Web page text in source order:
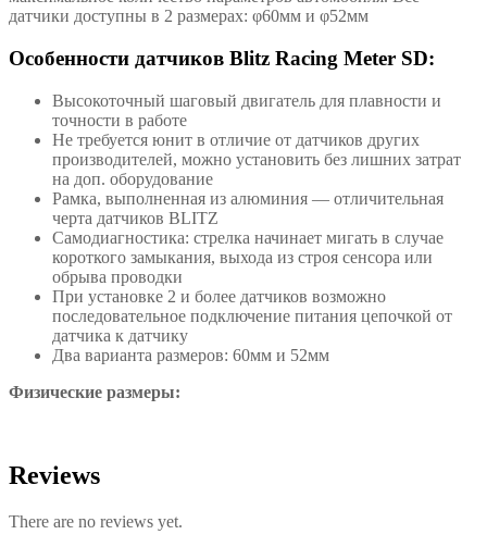
датчики доступны в 2 размерах: φ60мм и φ52мм
Особенности датчиков Blitz Racing Meter SD:
Высокоточный шаговый двигатель для плавности и
точности в работе
Не требуется юнит в отличие от датчиков других
производителей, можно установить без лишних затрат
на доп. оборудование
Рамка, выполненная из алюминия — отличительная
черта датчиков BLITZ
Самодиагностика: стрелка начинает мигать в случае
короткого замыкания, выхода из строя сенсора или
обрыва проводки
При установке 2 и более датчиков возможно
последовательное подключение питания цепочкой от
датчика к датчику
Два варианта размеров: 60мм и 52мм
Физические размеры:
Reviews
There are no reviews yet.